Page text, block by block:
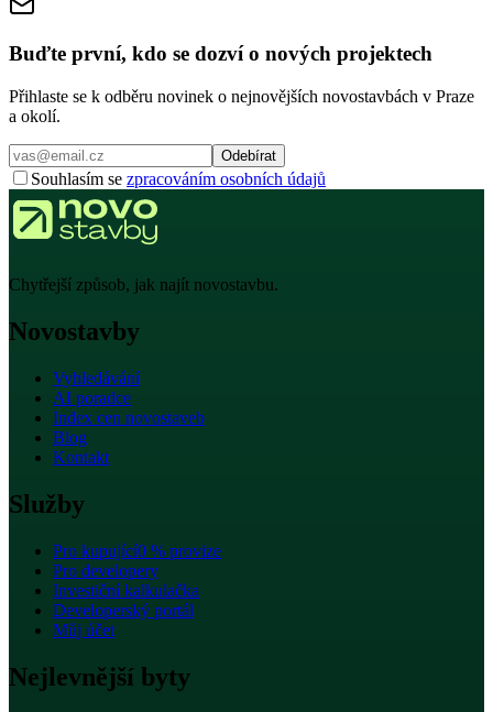
Buďte první, kdo se dozví o nových projektech
Přihlaste se k odběru novinek o nejnovějších novostavbách v Praze
a okolí.
Odebírat
Souhlasím se zpracováním osobních údajů
Chytřejší způsob, jak najít novostavbu.
Novostavby
Vyhledávání
AI poradce
Index cen novostaveb
Blog
Kontakt
Služby
Pro kupující0 % provize
Pro developery
Investiční kalkulačka
Developerský portál
Můj účet
Nejlevnější byty